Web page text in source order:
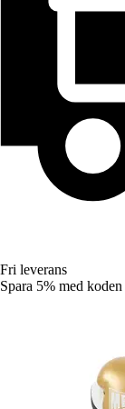
Fri leverans
Spara 5% med koden